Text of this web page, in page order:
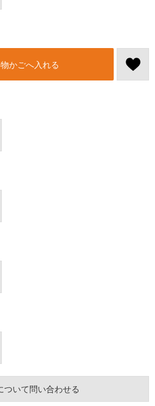
かごへ入れる
ついて問い合わせる